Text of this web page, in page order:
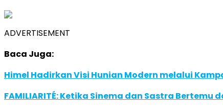
ADVERTISEMENT
Baca Juga:
Himel Hadirkan Visi Hunian Modern melalui
FAMILIARITÉ: Ketika Sinema dan Sastra Bertemu